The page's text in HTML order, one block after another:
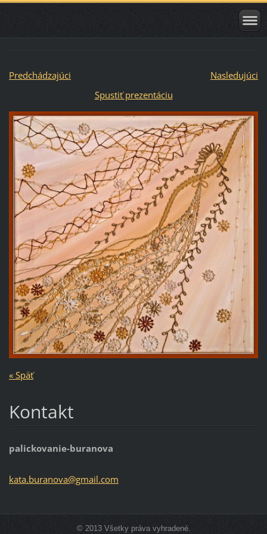
Predchádzajúci
Nasledujúci
Spustiť prezentáciu
« Späť
Kontakt
palickovanie-buranova
kata.buranova@gmail.com
© 2013 Všetky práva vyhradené.